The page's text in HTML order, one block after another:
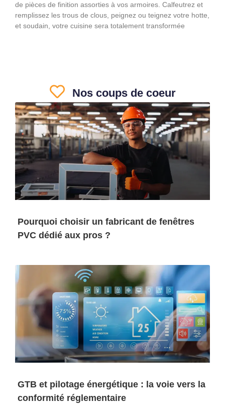
de pièces de finition assorties à vos armoires. Calfeutrez et
remplissez les trous de clous, peignez ou teignez votre hotte,
et soudain, votre cuisine sera totalement transformée
Nos coups de coeur
Pourquoi choisir un fabricant de fenêtres
PVC dédié aux pros ?
GTB et pilotage énergétique : la voie vers la
conformité réglementaire